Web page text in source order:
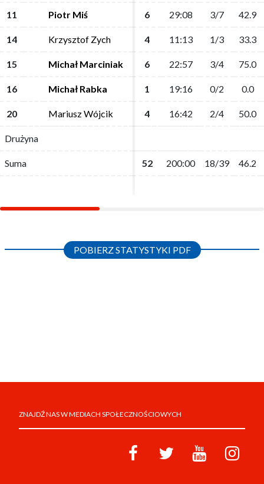
11 Piotr Miś 6 29:08 3/7 42.9
14 Krzysztof Zych 4 11:13 1/3 33.3
15 Michał Marciniak 6 22:57 3/4 75.0
16 Michał Rabka 1 19:16 0/2 0.0
20 Mariusz Wójcik 4 16:42 2/4 50.0
Drużyna
Suma 52 200:00 18/39 46.2
11 Piotr Miś 6 29:08 3/7 42.9
14 Krzysztof Zych 4 11:13 1/3 33.3
15 Michał Marciniak 6 22:57 3/4 75.0
16 Michał Rabka 1 19:16 0/2 0.0
20 Mariusz Wójcik 4 16:42 2/4 50.0
Drużyna
Suma 52 200:00 18/39 46.2
POBIERZ STATYSTYKI PDF
ZNAJDŹ NAS W MEDIACH SPOŁECZNOŚCIOWYCH